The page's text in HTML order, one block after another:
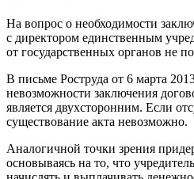
На вопрос о необходимости
с директором единственным
от государственных органов не
В письме Роструда от 6 марта
невозможности заключения
является двухсторонним. Если
существование акта невозможно.
Аналогичной точки зрения
основываясь на то, что